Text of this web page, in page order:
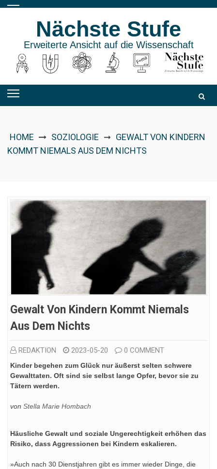
Skip
Nächste Stufe
Erweiterte Ansicht auf die Wissenschaft
HOME SOZIOLOGIE ➞ GEWALT VON KINDERN
KOMMT NIEMALS AUS DEM NICHTS
Gewalt Von Kindern Kommt Niemals
Aus Dem Nichts
REDAKTION 2023-05-20 0 COMMENT
Kinder begehen zum Glück nur äußerst selten schwere
Gewalttaten. Oft sind sie selbst lange Opfer, bevor sie zu
Tätern werden.
von Stella Marie Hombach
Häusliche Gewalt und soziale Ungerechtigkeit erhöhen das
Risiko, dass Aggressionen bei Kindern eskalieren.
»Auch nach 30 Dienstjahren gibt es immer wieder Dinge, die